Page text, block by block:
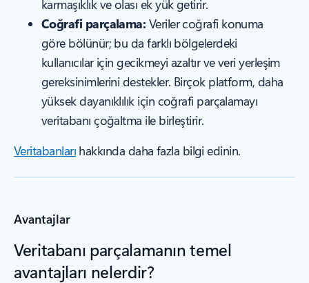
karmaşıklık ve olası ek yük getirir.
Coğrafi parçalama: Veriler coğrafi konuma
göre bölünür; bu da farklı bölgelerdeki
kullanıcılar için gecikmeyi azaltır ve veri yerleşim
gereksinimlerini destekler. Birçok platform, daha
yüksek dayanıklılık için coğrafi parçalamayı
veritabanı çoğaltma ile birleştirir.
Veritabanlarıhakkında daha fazla bilgi edinin.
Avantajlar
Veritabanı parçalamanın temel
avantajları nelerdir?